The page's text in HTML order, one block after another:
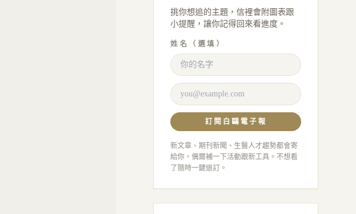
挑你想追的主題，信裡會附圖表跟
小提醒，讓你記得回來看進度。
姓名（選填）
訂閱白鷗電子報
新文章、期刊新聞、生醫人才趨勢都會寄
給你，偶爾補一下活動跟新工具。不想看
了隨時一鍵退訂。